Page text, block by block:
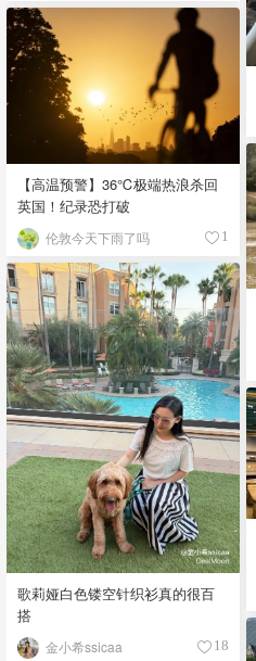
【高温预警】36℃极端热浪杀回
英国！纪录恐打破
伦敦今天下雨了吗 1
歌莉娅白色镂空针织衫真的很百
搭
金小希ssicaa 18